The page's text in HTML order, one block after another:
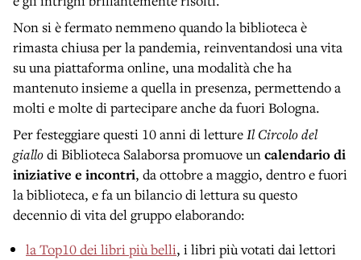
Non si è fermato nemmeno quando la biblioteca è
rimasta chiusa per la pandemia, reinventandosi una vita
su una piattaforma online, una modalità che ha
mantenuto insieme a quella in presenza, permettendo a
molti e molte di partecipare anche da fuori Bologna.
Per festeggiare questi 10 anni di lettureIl Circolo del
giallodi Biblioteca Salaborsa promuove uncalendario di
iniziative e incontri, da ottobre a maggio, dentro e fuori
la biblioteca, e fa un bilancio di lettura su questo
decennio di vita del gruppo elaborando:
la Top10 dei libri più belli, i libri più votati dai lettori